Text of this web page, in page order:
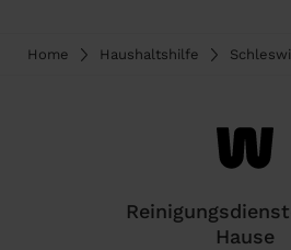
Home Haushaltshilfe
Hause